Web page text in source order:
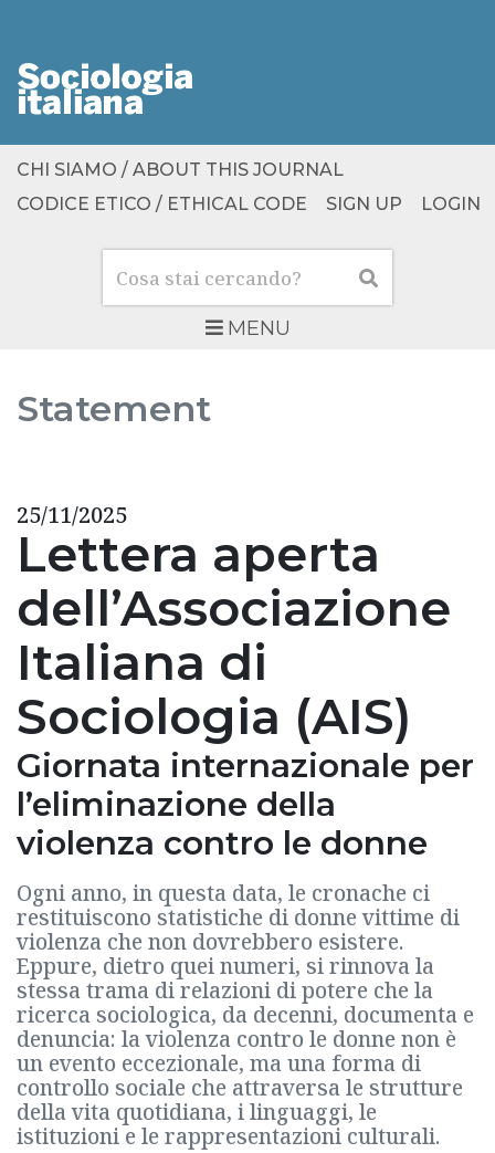
MENU
Cerca Cerca
CHI SIAMO / ABOUT THIS JOURNAL
CODICE ETICO / ETHICAL CODE
SIGN UP LOGIN
Statement
25/11/2025
Lettera aperta
dell’Associazione
Italiana di
Sociologia (AIS)
Giornata internazionale per
l’eliminazione della
violenza contro le donne
Ogni anno, in questa data, le cronache ci
restituiscono statistiche di donne vittime di
violenza che non dovrebbero esistere.
Eppure, dietro quei numeri, si rinnova la
stessa trama di relazioni di potere che la
ricerca sociologica, da decenni, documenta e
denuncia: la violenza contro le donne non è
un evento eccezionale, ma una forma di
controllo sociale che attraversa le strutture
della vita quotidiana, i linguaggi, le
istituzioni e le rappresentazioni culturali.